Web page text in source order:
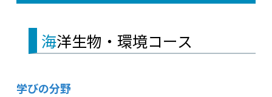
海洋生物・環境コース
学びの分野